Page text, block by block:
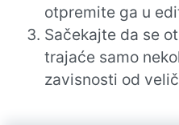
otpremite ga u
Sačekajte da se
trajaće samo
zavisnosti od